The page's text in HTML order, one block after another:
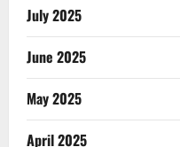
July 2025
June 2025
May 2025
April 2025